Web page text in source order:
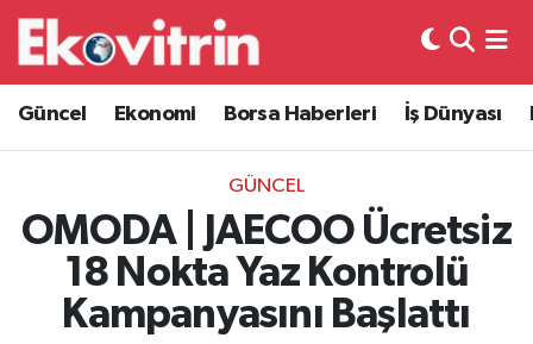
Güncel Ekonomi Borsa Haberleri İş Dünyası
GÜNCEL
OMODA | JAECOO Ücretsiz
18 Nokta Yaz Kontrolü
Kampanyasını Başlattı
Güncel
Ekonomi
Borsa Haberleri
İş Dünyası
Lojistik
Hava Durumu
Trafik Durumu
Süper Lig Puan Durumu ve Fikstür
Tüm Manşetler
Son Dakika Haberleri